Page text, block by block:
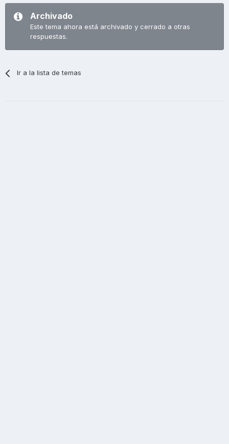
Archivado
Este tema ahora está archivado y cerrado a otras
respuestas.
Ir a la lista de temas